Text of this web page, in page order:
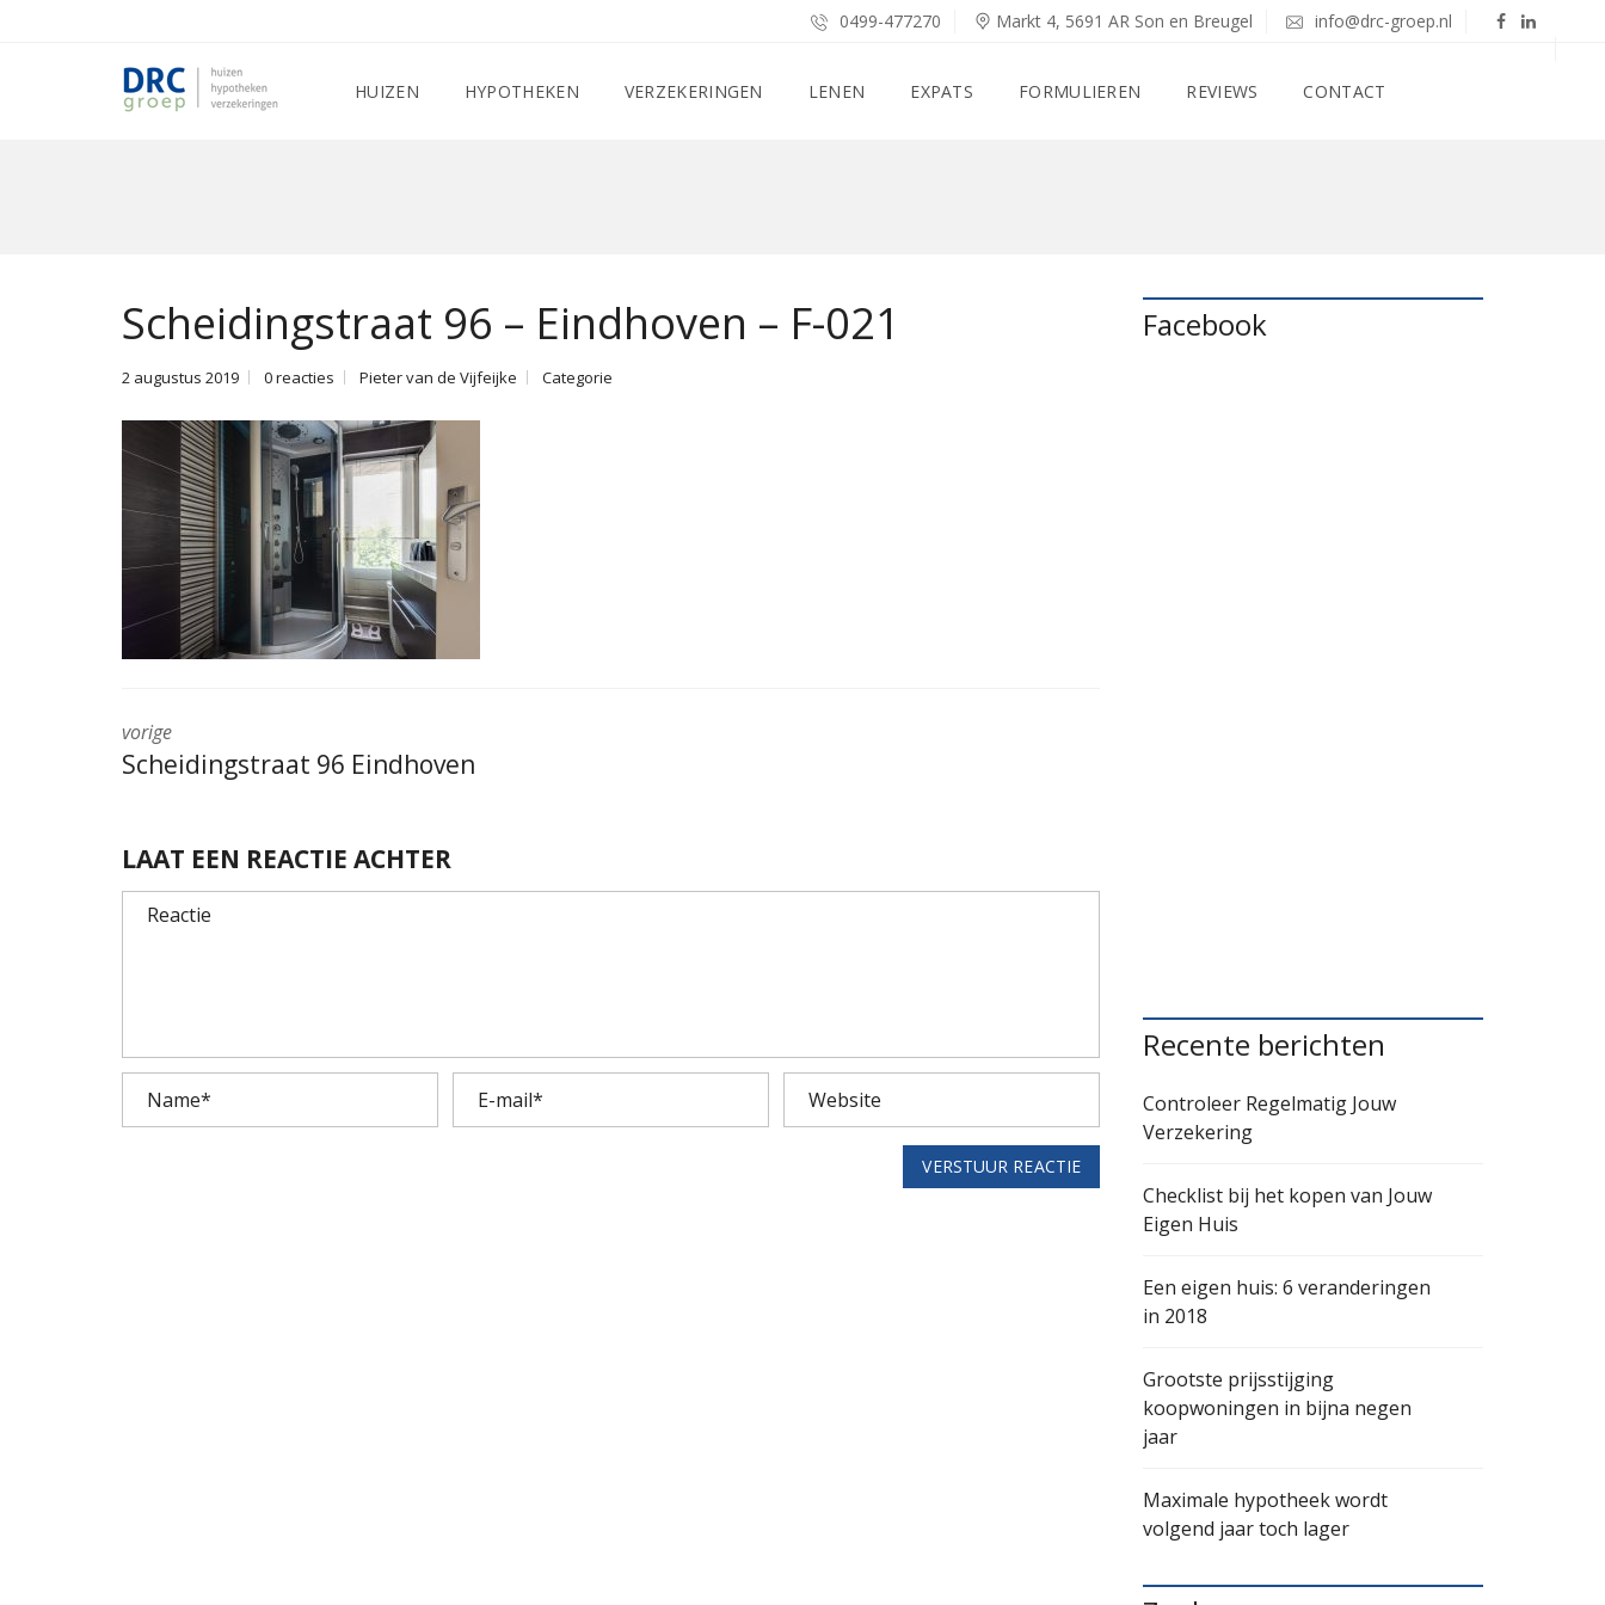
0499-477270 Markt 4, 5691 AR Son en Breugel info@drc-groep.nl
HUIZEN HYPOTHEKEN VERZEKERINGEN LENEN EXPATS FORMULIEREN REVIEWS CONTACT
Scheidingstraat 96 – Eindhoven – F-021
2 augustus 2019 0 reacties Pieter van de Vijfeijke Categorie
vorige
Scheidingstraat 96 Eindhoven
LAAT EEN REACTIE ACHTER
VERSTUUR REACTIE
Facebook
Recente berichten
Controleer Regelmatig Jouw
Verzekering
Checklist bij het kopen van Jouw
Eigen Huis
Een eigen huis: 6 veranderingen
in 2018
Grootste prijsstijging
koopwoningen in bijna negen
jaar
Maximale hypotheek wordt
volgend jaar toch lager